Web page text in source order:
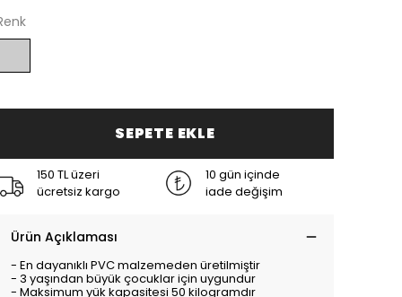
SEPETE EKLE
150 TL üzeri
ücretsiz kargo
10 gün içinde
iade değişim
Ürün Açıklaması
- En dayanıklı PVC malzemeden üretilmiştir
- 3 yaşından büyük çocuklar için uygundur
- Maksimum yük kapasitesi 50 kilogramdır